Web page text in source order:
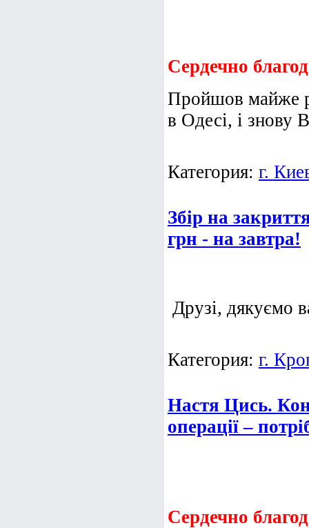
Сердечно
Пройшов майже
в Одесі, і знову
Категория: г.
Збір на
грн - на завтра!
Друзі, дякуємо
Категория: г.
Настя Цись.
операції –
Сердечно